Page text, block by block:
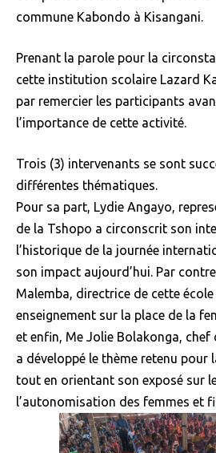
commune Kabondo à Kisangani.
Prenant la parole pour la
cette institution scolaire Lazard
par remercier les participants
l’importance de cette activité.
Trois (3) intervenants se sont
différentes thématiques.
Pour sa part, Lydie Angayo,
de la Tshopo a circonscrit son
l’historique de la journée
son impact aujourd’hui. Par
Malemba, directrice de cette
enseignement sur la place de la
et enfin, Me Jolie Bolakonga, chef
a développé le thème retenu pour
tout en orientant son exposé sur
l’autonomisation des femmes et